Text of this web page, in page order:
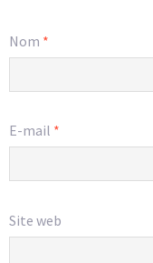
Nom *
E-mail *
Site web